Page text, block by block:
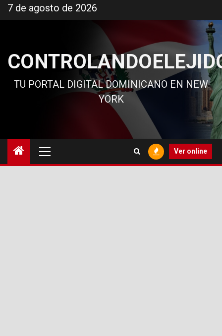
al
7 de agosto de 2026
TU PORTAL DIGITAL DOMINICANO EN NEW
YORK
principal
Ver online